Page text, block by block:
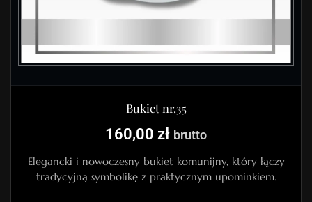
Bukiet nr.35
160,00 zł brutto
Elegancki i nowoczesny bukiet komunijny, który łączy
tradycyjną symbolikę z praktycznym upominkiem.